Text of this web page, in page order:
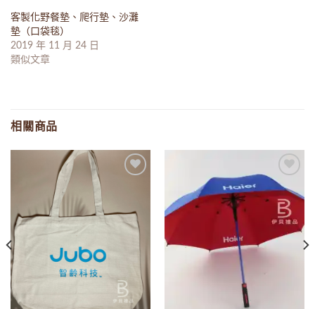
客製化野餐墊、爬行墊、沙灘
墊（口袋毯）
2019 年 11 月 24 日
類似文章
相關商品
Add to
wishlist